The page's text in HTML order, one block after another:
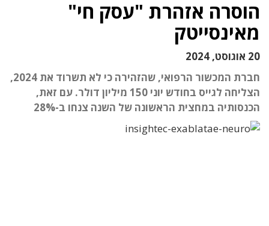
הוסרה אזהרת "עסק חי"
מאינסייטק
20 אוגוסט, 2024
חברת המכשור הרפואי, שהזהירה כי לא תשרוד את 2024,
הצליחה לגייס בחודש יוני 150 מיליון דולר. עם זאת,
הכנסותיה במחצית הראשונה של השנה צנחו ב-28%